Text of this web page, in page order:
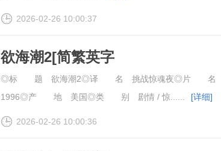
2026-02-26 10:00:37
欲海潮2[简繁英字
幕
清
◎标 题 欲海潮2◎译 名 挑战惊魂夜◎片 名
1996◎产 地 美国◎类 别 剧情 / 惊......
[详细]
2026-02-26 10:00:36